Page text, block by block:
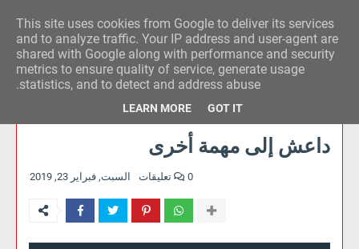
وكالة الحدث للآراء
داعش إلى مهمة أخرى
السبت, فبراير 23, 2019 0 تعليقات
This site uses cookies from Google to deliver its services
and to analyze traffic. Your IP address and user-agent are
shared with Google along with performance and security
metrics to ensure quality of service, generate usage
statistics, and to detect and address abuse.
LEARN MORE GOT IT